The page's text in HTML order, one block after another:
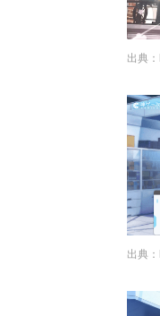
出典：
出典：